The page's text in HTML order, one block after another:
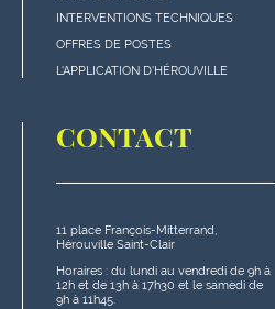
bas
de
page
INTERVENTIONS TECHNIQUES
OFFRES DE POSTES
L'APPLICATION D'HÉROUVILLE
CONTACT
11 place François-Mitterrand,
Hérouville Saint-Clair
Horaires : du lundi au vendredi de 9h à
12h et de 13h à 17h30 et le samedi de
9h à 11h45.